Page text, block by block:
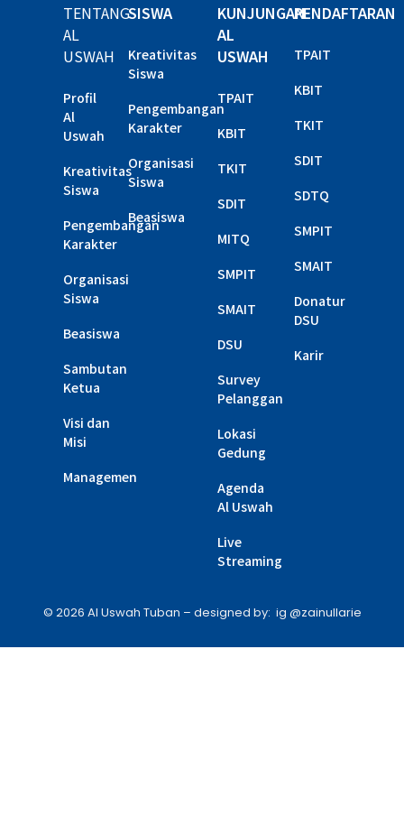
TENTANG
AL
USWAH
Profil
Al
Uswah
Kreativitas
Siswa
Pengembangan
Karakter
Organisasi
Siswa
Beasiswa
Sambutan
Ketua
Visi dan
Misi
Managemen
SISWA
Kreativitas
Siswa
Pengembangan
Karakter
Organisasi
Siswa
Beasiswa
KUNJUNGAN
AL
USWAH
TPAIT
KBIT
TKIT
SDIT
MITQ
SMPIT
SMAIT
DSU
Survey
Pelanggan
Lokasi
Gedung
Agenda
Al Uswah
Live
Streaming
PENDAFTARAN
TPAIT
KBIT
TKIT
SDIT
SDTQ
SMPIT
SMAIT
Donatur
DSU
Karir
© 2026 Al Uswah Tuban – designed by: ig @zainullarie